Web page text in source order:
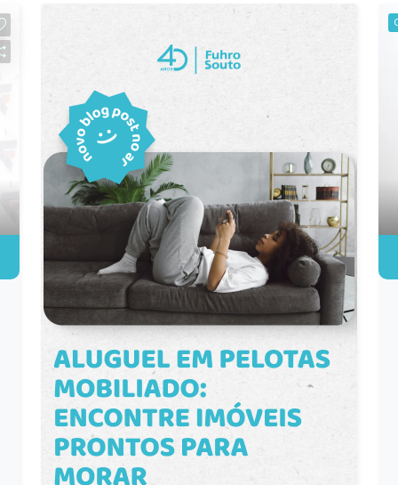
espaço interno ideal para um ambiente
de trabalho agradável e funcional. O
condomínio oferece segurança e
comodidade para os seus clientes. Não
perca a oportunidade de estabelecer o
seu negócio em uma das melhores
localizações da cidade. Agende agora
mesmo uma visita!